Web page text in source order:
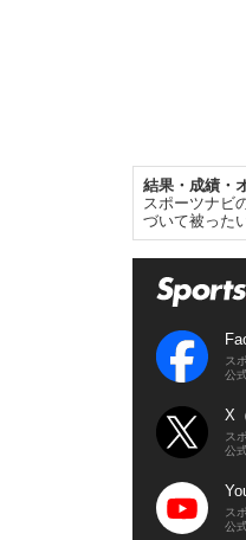
結果・成績・
スポーツナビ
づいて被った
ス
公
X
ス
公
ス
公